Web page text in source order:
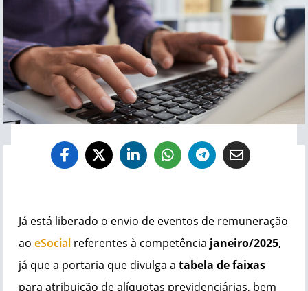
Já está liberado o envio de eventos de remuneração
ao eSocialreferentes à competência janeiro/2025,
já que a portaria que divulga a tabela de faixas
para atribuição de alíquotas previdenciárias, bem